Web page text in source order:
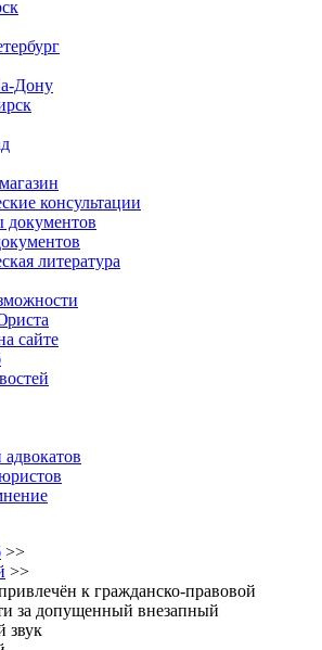
Дону
консультации
литература
сайте
>>
>>
к гражданско-правовой
за допущенный внезапный
звук